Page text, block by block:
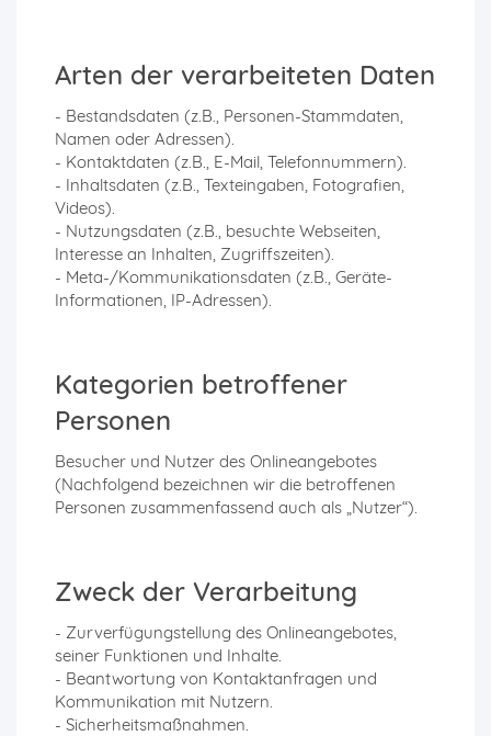
Arten der verarbeiteten Daten
- Bestandsdaten (z.B., Personen-Stammdaten,
Namen oder Adressen).
- Kontaktdaten (z.B., E-Mail, Telefonnummern).
- Inhaltsdaten (z.B., Texteingaben, Fotografien,
Videos).
- Nutzungsdaten (z.B., besuchte Webseiten,
Interesse an Inhalten, Zugriffszeiten).
- Meta-/Kommunikationsdaten (z.B., Geräte-
Informationen, IP-Adressen).
Kategorien betroffener
Personen
Besucher und Nutzer des Onlineangebotes
(Nachfolgend bezeichnen wir die betroffenen
Personen zusammenfassend auch als „Nutzer“).
Zweck der Verarbeitung
- Zurverfügungstellung des Onlineangebotes,
seiner Funktionen und Inhalte.
- Beantwortung von Kontaktanfragen und
Kommunikation mit Nutzern.
- Sicherheitsmaßnahmen.